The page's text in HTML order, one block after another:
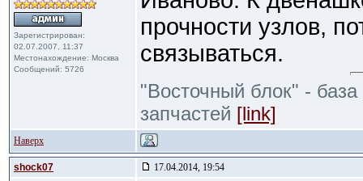
Зарегистрирован:
02.07.2007, 11:37
Местонахождение: Москва
Сообщений: 5726
прочности узлов,
связываться.
"Восточный блок" -
запчастей [link]
Наверх
shock07 17.04.2014, 19:54